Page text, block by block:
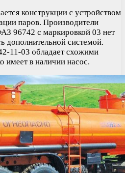
конструкции с устройством
паров. Производители
96742 с маркировкой 03 нет
дополнительной системой.
11-03 обладает схожими
имеет в наличии насос.